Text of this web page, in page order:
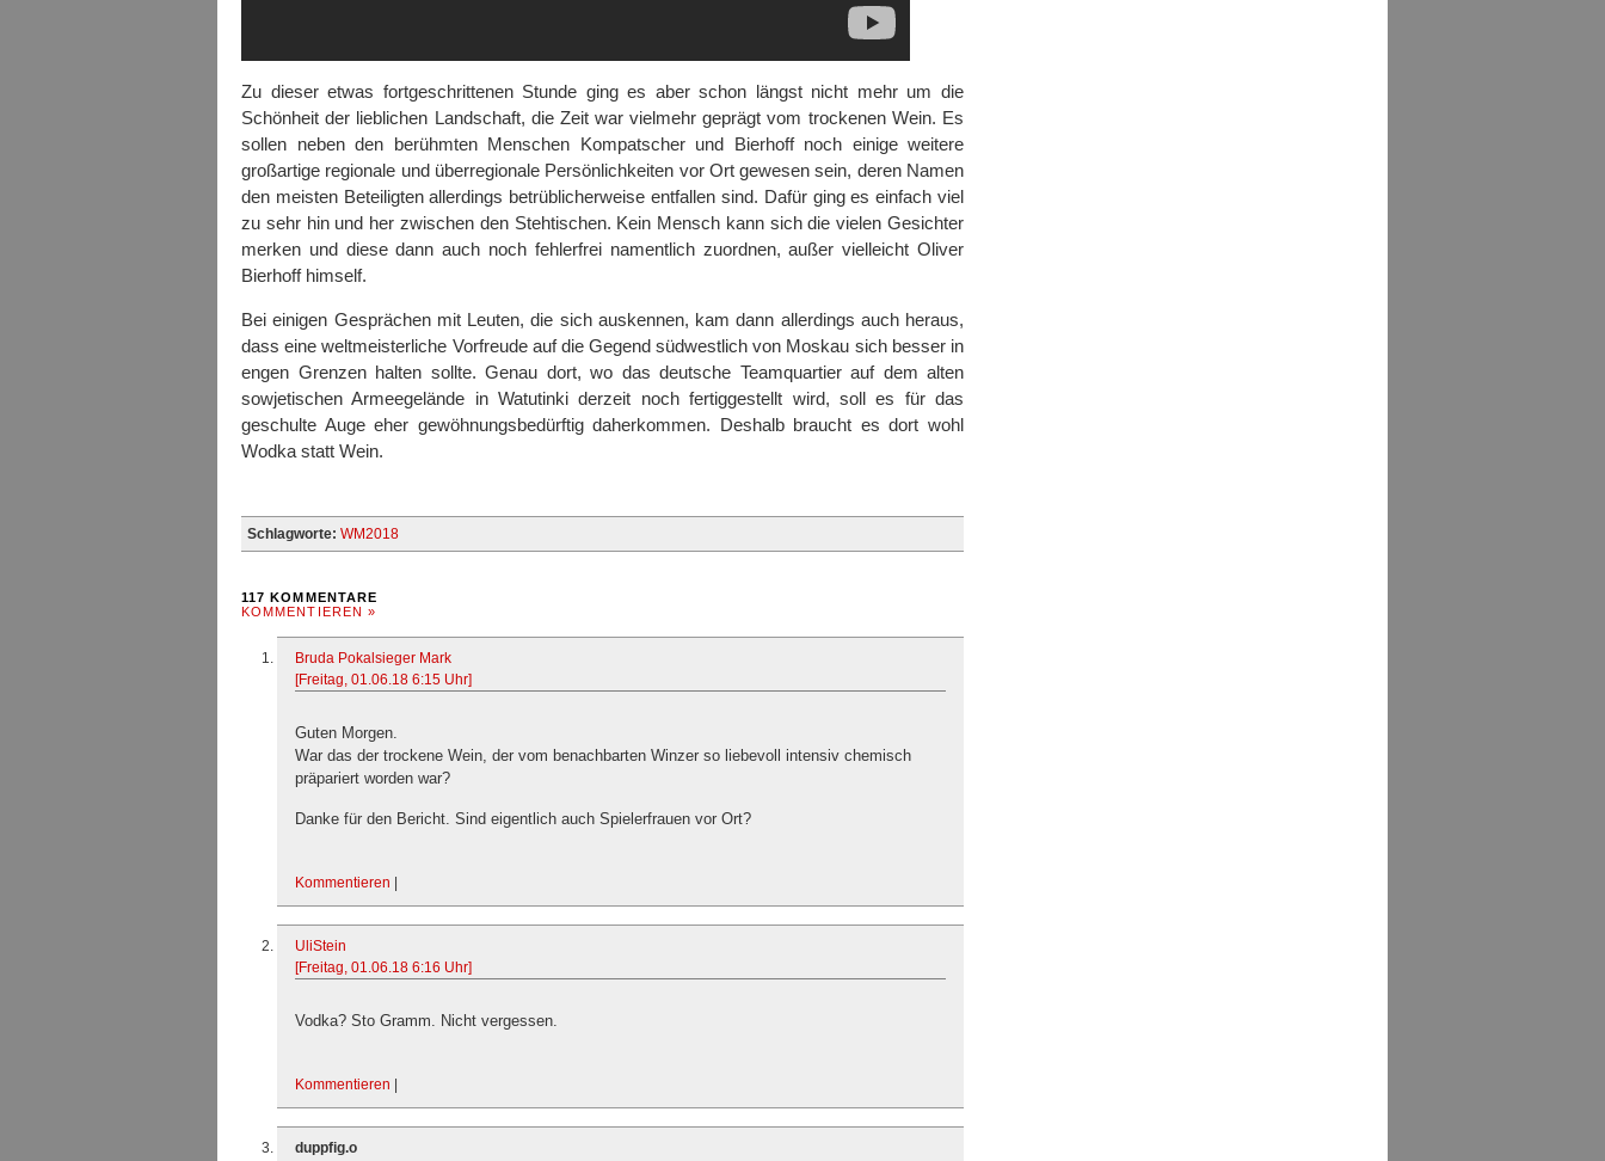
Zu dieser etwas fortgeschrittenen Stunde ging es aber schon längst nicht mehr um die
Schönheit der lieblichen Landschaft, die Zeit war vielmehr geprägt vom trockenen Wein. Es
sollen neben den berühmten Menschen Kompatscher und Bierhoff noch einige weitere
großartige regionale und überregionale Persönlichkeiten vor Ort gewesen sein, deren Namen
den meisten Beteiligten allerdings betrüblicherweise entfallen sind. Dafür ging es einfach viel
zu sehr hin und her zwischen den Stehtischen. Kein Mensch kann sich die vielen Gesichter
merken und diese dann auch noch fehlerfrei namentlich zuordnen, außer vielleicht Oliver
Bierhoff himself.
Bei einigen Gesprächen mit Leuten, die sich auskennen, kam dann allerdings auch heraus,
dass eine weltmeisterliche Vorfreude auf die Gegend südwestlich von Moskau sich besser in
engen Grenzen halten sollte. Genau dort, wo das deutsche Teamquartier auf dem alten
sowjetischen Armeegelände in Watutinki derzeit noch fertiggestellt wird, soll es für das
geschulte Auge eher gewöhnungsbedürftig daherkommen. Deshalb braucht es dort wohl
Wodka statt Wein.
Schlagworte: WM2018
117 KOMMENTARE
KOMMENTIEREN »
Bruda Pokalsieger Mark
[Freitag, 01.06.18 6:15 Uhr]
Guten Morgen.
War das der trockene Wein, der vom benachbarten Winzer so liebevoll intensiv chemisch
präpariert worden war?
Danke für den Bericht. Sind eigentlich auch Spielerfrauen vor Ort?
Kommentieren |
UliStein
[Freitag, 01.06.18 6:16 Uhr]
Vodka? Sto Gramm. Nicht vergessen.
Kommentieren |
duppfig.o